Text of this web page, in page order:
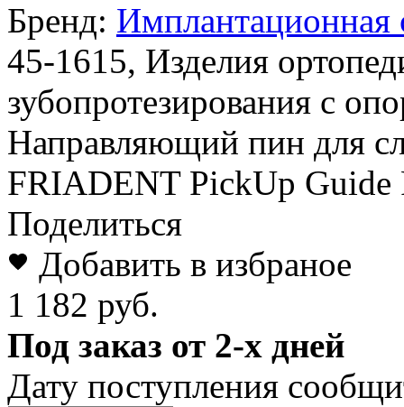
Бренд: Имплантационная
45-1615, Изделия
зубопротезирования с
Направляющий пин для
FRIADENT PickUp Guide
Поделиться
Добавить в избраное
1 182 руб.
Под заказ от 2-х дней
Дату поступления